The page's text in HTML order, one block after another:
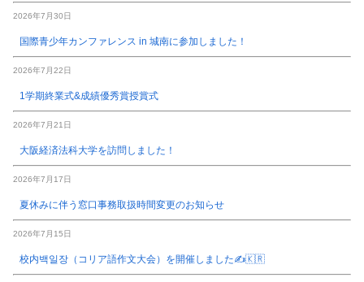
2026年7月30日
国際青少年カンファレンス in 城南に参加しました！
2026年7月22日
1学期終業式&成績優秀賞授賞式
2026年7月21日
大阪経済法科大学を訪問しました！
2026年7月17日
夏休みに伴う窓口事務取扱時間変更のお知らせ
2026年7月15日
校内백일장（コリア語作文大会）を開催しました✍️🇰🇷